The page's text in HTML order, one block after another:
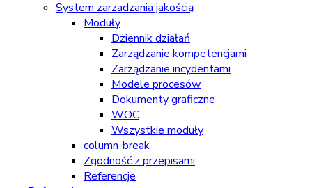
System zarzadzania jakością
Moduły
Dziennik działań
Zarządzanie kompetencjami
Zarządzanie incydentami
Modele procesów
Dokumenty graficzne
WOC
Wszystkie moduły
column-break
Zgodność z przepisami
Referencje